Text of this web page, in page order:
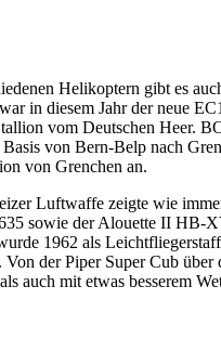
Helikoptern gibt es
in diesem Jahr der neue
vom Deutschen Heer.
von Bern-Belp nach
von Grenchen an.
Luftwaffe zeigte wie
sowie der Alouette II
1962 als
der Piper Super Cub
auch mit etwas besserem